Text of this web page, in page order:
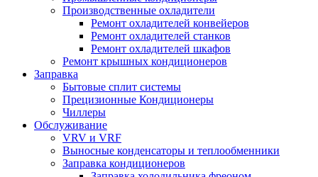
Производственные охладители
Ремонт охладителей конвейеров
Ремонт охладителей станков
Ремонт охладителей шкафов
Ремонт крышных кондиционеров
Заправка
Бытовые сплит системы
Прецизионные Кондиционеры
Чиллеры
Обслуживание
VRV и VRF
Выносные конденсаторы и теплообменники
Заправка кондиционеров